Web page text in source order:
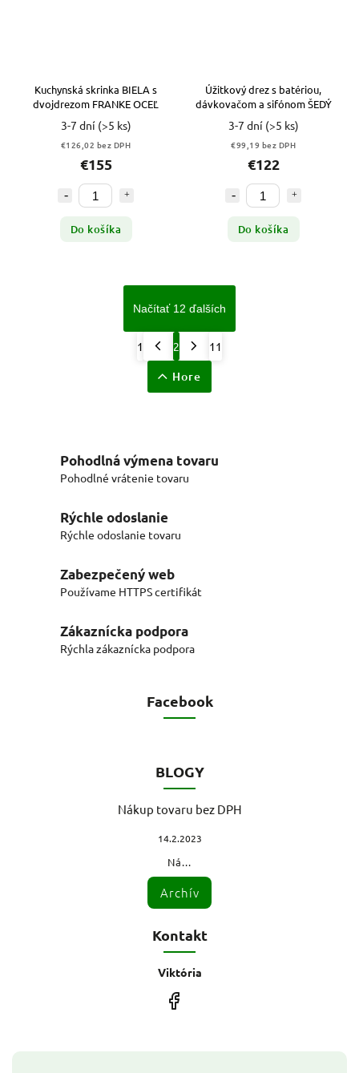
Kuchynská skrinka BIELA s
dvojdrezom FRANKE OCEĽ
3-7 dní (>5 ks)
€126,02 bez DPH
€155
Do košíka
Úžitkový drez s batériou,
dávkovačom a sifónom ŠEDÝ
3-7 dní (>5 ks)
€99,19 bez DPH
€122
Do košíka
Načítať 12 ďalších
1 2 11
Hore
Pohodlná výmena tovaru
Pohodlné vrátenie tovaru
Rýchle odoslanie
Rýchle odoslanie tovaru
Zabezpečený web
Používame HTTPS certifikát
Zákaznícka podpora
Rýchla zákaznícka podpora
Facebook
BLOGY
Nákup tovaru bez DPH
14.2.2023
Ná...
Archív
Kontakt
Viktória